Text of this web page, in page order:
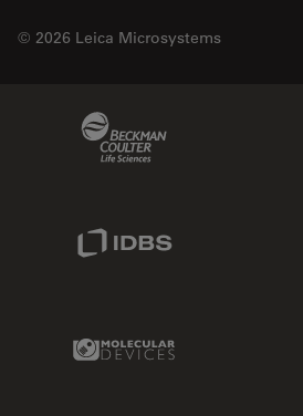
© 2026 Leica Microsystems
Molecular Devices Link